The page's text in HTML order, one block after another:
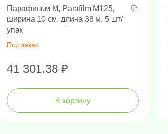
Парафильм М, Parafilm M125,
ширина 10 см, длина 38 м, 5 шт/
упак
Под заказ
41 301.38 ₽
В корзину